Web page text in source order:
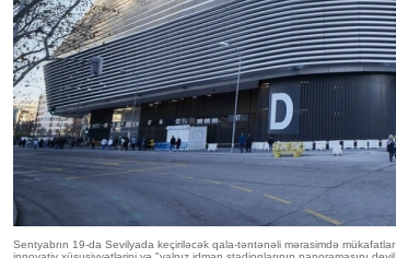
Sentyabrın 19-da Sevilyada keçiriləcək qala-təntənəli mərasimdə